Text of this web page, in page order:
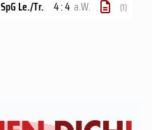
SpG Le./Tr. 4 : 4 a.W. (1)